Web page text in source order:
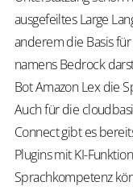
ausgefeiltes Large
anderem die Basis
namens Bedrock
Bot Amazon Lex die
Auch für die
Connect gibt es
Plugins mit KI-
Sprachkompetenz